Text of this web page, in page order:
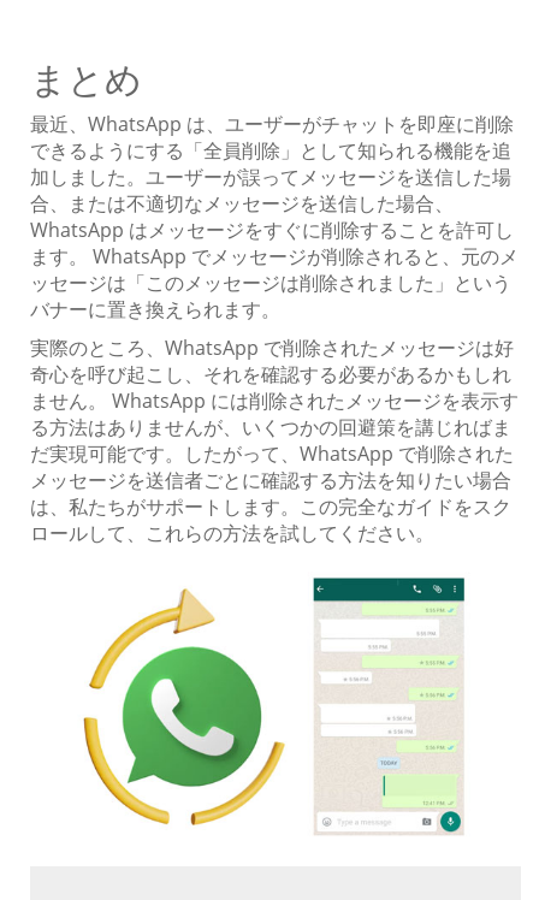
まとめ
最近、WhatsApp は、ユーザーがチャットを即座に削除
できるようにする「全員削除」として知られる機能を追
加しました。ユーザーが誤ってメッセージを送信した場
合、または不適切なメッセージを送信した場合、
WhatsApp はメッセージをすぐに削除することを許可し
ます。 WhatsApp でメッセージが削除されると、元のメ
ッセージは「このメッセージは削除されました」という
バナーに置き換えられます。
実際のところ、WhatsApp で削除されたメッセージは好
奇心を呼び起こし、それを確認する必要があるかもしれ
ません。 WhatsApp には削除されたメッセージを表示す
る方法はありませんが、いくつかの回避策を講じればま
だ実現可能です。したがって、WhatsApp で削除された
メッセージを送信者ごとに確認する方法を知りたい場合
は、私たちがサポートします。この完全なガイドをスク
ロールして、これらの方法を試してください。